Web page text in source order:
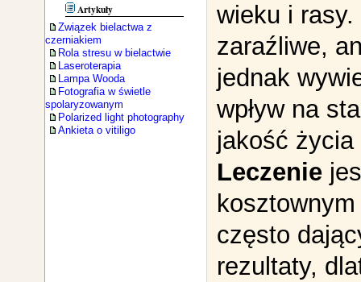
Artykuły
Związek bielactwa z
czerniakiem
Rola stresu w bielactwie
Laseroterapia
Lampa Wooda
Fotografia w świetle
spolaryzowanym
Polarized light photography
Ankieta o vitiligo
wieku i
zaraźliwe,
jednak
wpływ na
jakość
Leczenie
często
rezultaty,